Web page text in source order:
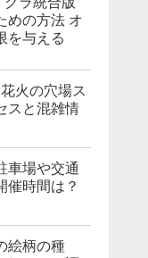
めの方法 オ
を与える
火の穴場ス
と混雑情
車場や交通
催時間は？
絵柄の種